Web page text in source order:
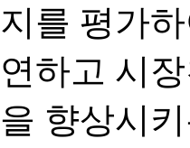
지를 평가
연하고 시
을 향상시